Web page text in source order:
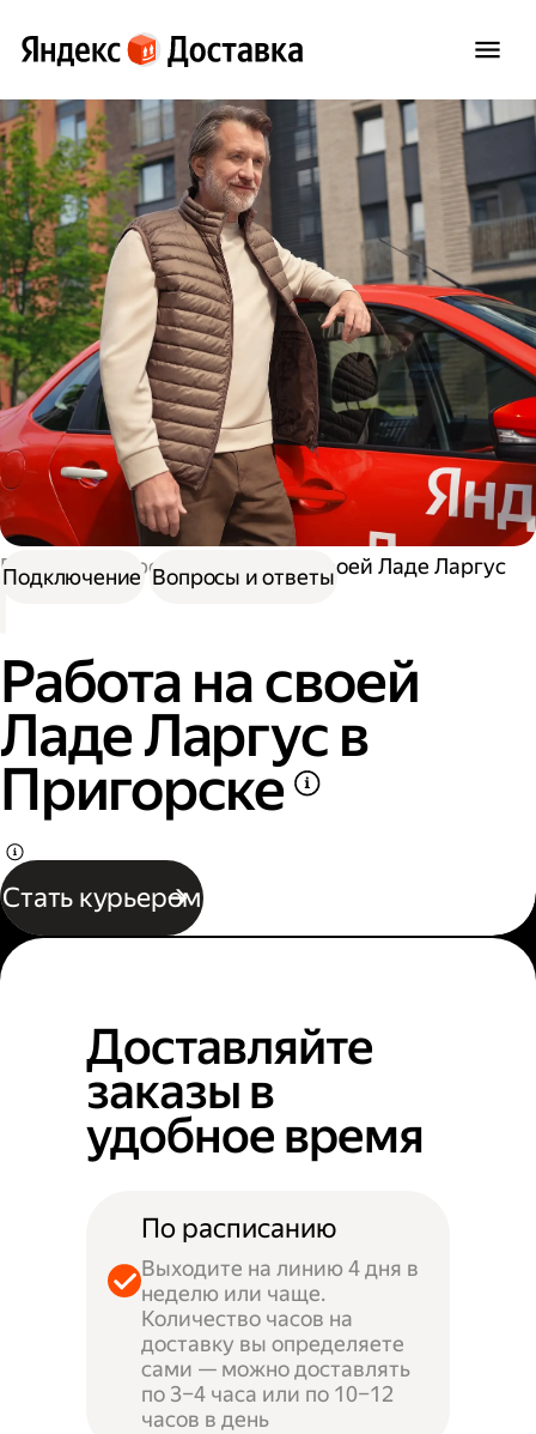
Работа курьером Работа на своей Ладе Ларгус
Работа на своей
Ладе Ларгус в
Пригорске
Стать курьером
Подключение Вопросы и ответы
Доставляйте
заказы в
удобное время
По расписанию
Выходите на линию 4 дня в
неделю или чаще.
Количество часов на
доставку вы определяете
сами — можно доставлять
по 3–4 часа или по 10–12
часов в день